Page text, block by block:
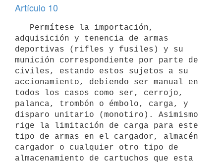
Artículo 10
adquisición y tenencia de armas
deportivas (rifles y fusiles) y su
munición correspondiente por parte de
civiles, estando estos sujetos a su
accionamiento, debiendo ser manual en
todos los casos como ser, cerrojo,
palanca, trombón o émbolo, carga, y
disparo unitario (monotiro). Asimismo
rige la limitación de carga para este
tipo de armas en el cargador, almacén
cargador o cualquier otro tipo de
almacenamiento de cartuchos que esta